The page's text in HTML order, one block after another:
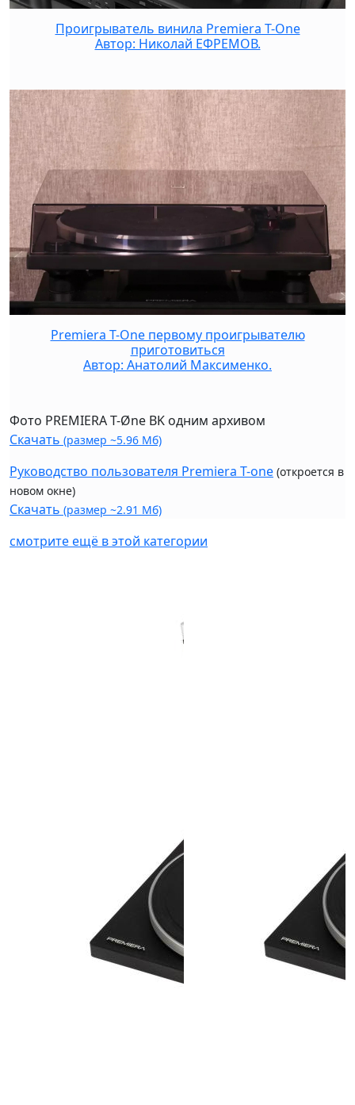
Проигрыватель винила Premiera T-One
Автор: Николай ЕФРЕМОВ.
Premiera T-One первому проигрывателю
приготовиться
Автор: Анатолий Максименко.
Фото PREMIERA T-Øne BK одним архивом
Скачать (размер ~5.96 Мб)
Руководство пользователя Premiera T-one (откроется в
новом окне)
Скачать (размер ~2.91 Мб)
смотрите ещё в этой категории